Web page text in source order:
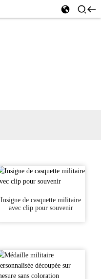
Insigne de casquette militaire
avec clip pour souvenir